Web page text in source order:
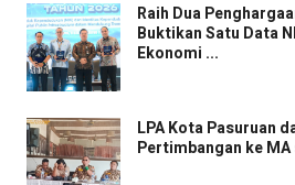
Raih Dua
Buktikan Satu Data
Ekonomi ...
LPA Kota Pasuruan
Pertimbangan ke MA